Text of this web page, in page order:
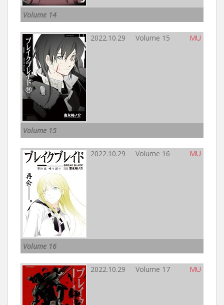
Volume 14
2022.10.29 Volume 15 MU
Volume 15
2022.10.29 Volume 16 MU
Volume 16
2022.10.29 Volume 17 MU